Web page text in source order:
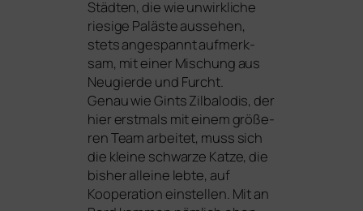
Städten, die wie unwirk­li­che
rie­si­ge Paläste aus­se­hen,
stets ange­spannt auf­merk­
sam, mit einer Mischung aus
Neugierde und Furcht.
Genau wie Gints Zilbalodis, der
hier erst­mals mit einem grö­ße­
ren Team arbei­tet, muss sich
die klei­ne schwar­ze Katze, die
bis­her allei­ne leb­te, auf
Kooperation ein­stel­len. Mit an